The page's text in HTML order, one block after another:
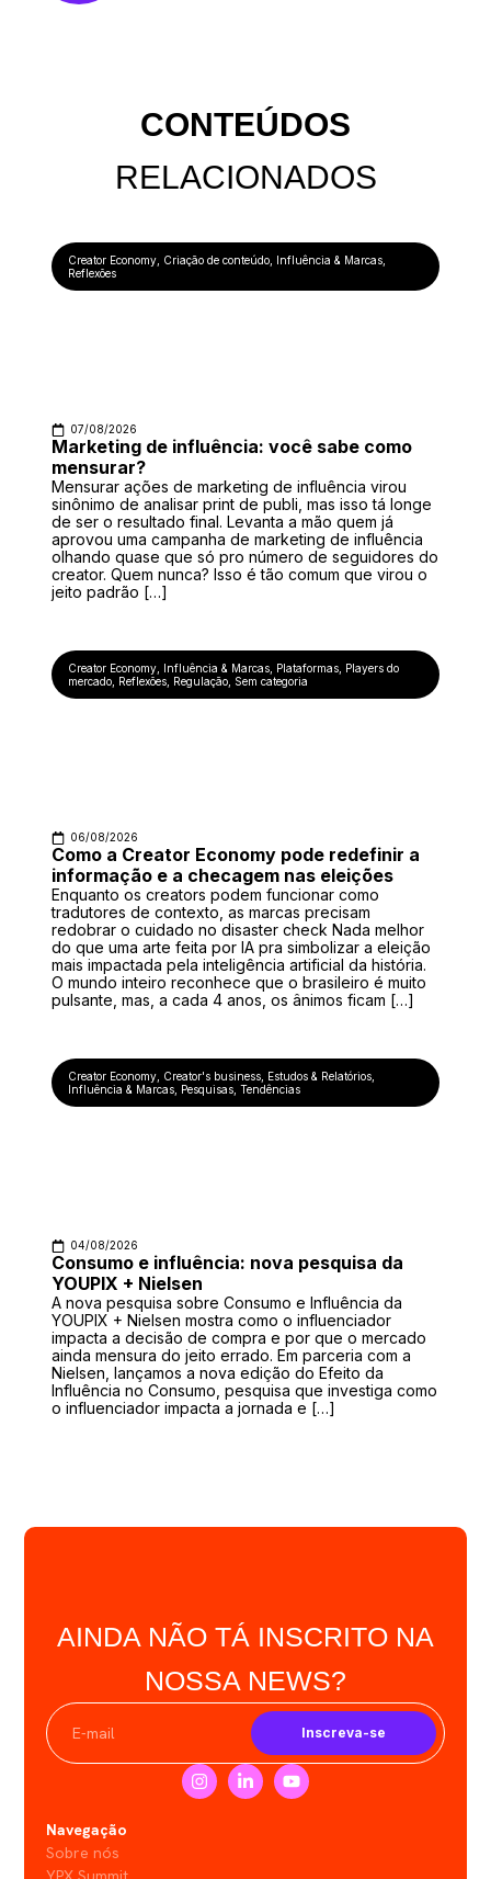
CONTEÚDOS
RELACIONADOS
Creator Economy Criação de conteúdo Influência & Marcas
Reflexões
07/08/2026
Marketing de influência: você sabe como
mensurar?
Mensurar ações de marketing de influência virou
sinônimo de analisar print de publi, mas isso tá longe
de ser o resultado final. Levanta a mão quem já
aprovou uma campanha de marketing de influência
olhando quase que só pro número de seguidores do
creator. Quem nunca? Isso é tão comum que virou o
jeito padrão […]
Creator Economy Influência & Marcas Plataformas Players do
mercado Reflexões Regulação Sem categoria
06/08/2026
Como a Creator Economy pode redefinir a
informação e a checagem nas eleições
Enquanto os creators podem funcionar como
tradutores de contexto, as marcas precisam
redobrar o cuidado no disaster check Nada melhor
do que uma arte feita por IA pra simbolizar a eleição
mais impactada pela inteligência artificial da história.
O mundo inteiro reconhece que o brasileiro é muito
pulsante, mas, a cada 4 anos, os ânimos ficam […]
Creator Economy Creator's business Estudos & Relatórios
Influência & Marcas Pesquisas ,Tendências
04/08/2026
Consumo e influência: nova pesquisa da
YOUPIX + Nielsen
A nova pesquisa sobre Consumo e Influência da
YOUPIX + Nielsen mostra como o influenciador
impacta a decisão de compra e por que o mercado
ainda mensura do jeito errado. Em parceria com a
Nielsen, lançamos a nova edição do Efeito da
Influência no Consumo, pesquisa que investiga como
o influenciador impacta a jornada e […]
AINDA NÃO TÁ INSCRITO NA
NOSSA NEWS?
Inscreva-se
Navegação
Sobre nós